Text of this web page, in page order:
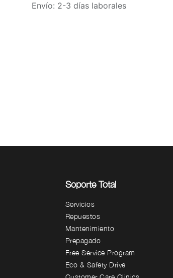
Envío: 2-3 días laborales
Soporte Total
Servicios
Repuestos
Mantenimiento
Prepagado
Free Service Program
Eco & Safety Drive